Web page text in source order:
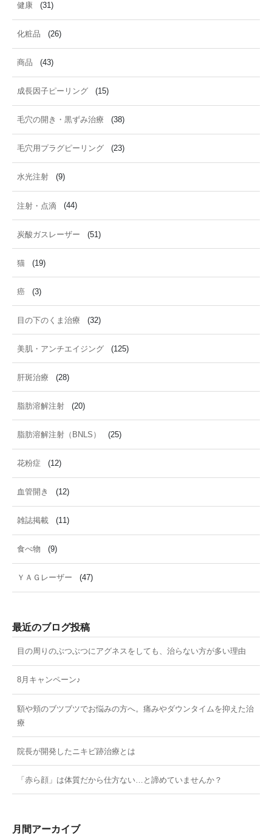
健康 (31)
化粧品 (26)
商品 (43)
成長因子ピーリング (15)
毛穴の開き・黒ずみ治療 (38)
毛穴用プラグピーリング (23)
水光注射 (9)
注射・点滴 (44)
炭酸ガスレーザー (51)
猫 (19)
癌 (3)
目の下のくま治療 (32)
美肌・アンチエイジング (125)
肝斑治療 (28)
脂肪溶解注射 (20)
脂肪溶解注射（BNLS） (25)
花粉症 (12)
血管開き (12)
雑誌掲載 (11)
食べ物 (9)
ＹＡＧレーザー (47)
最近のブログ投稿
目の周りのぶつぶつにアグネスをしても、治らない方が多い理由
8月キャンペーン♪
額や頬のブツブツでお悩みの方へ。痛みやダウンタイムを抑えた治
療
院長が開発したニキビ跡治療とは
「赤ら顔」は体質だから仕方ない…と諦めていませんか？
月間アーカイブ